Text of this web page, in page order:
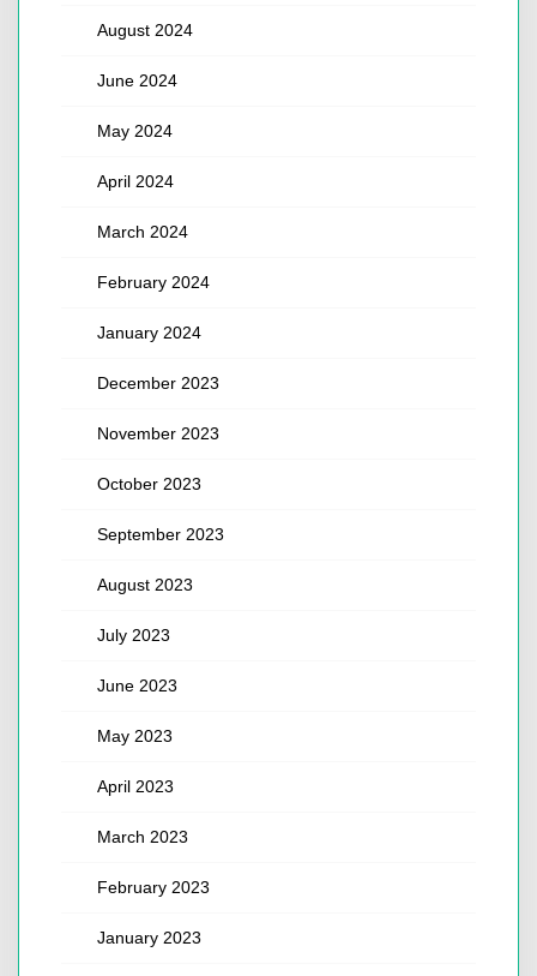
August 2024
June 2024
May 2024
April 2024
March 2024
February 2024
January 2024
December 2023
November 2023
October 2023
September 2023
August 2023
July 2023
June 2023
May 2023
April 2023
March 2023
February 2023
January 2023